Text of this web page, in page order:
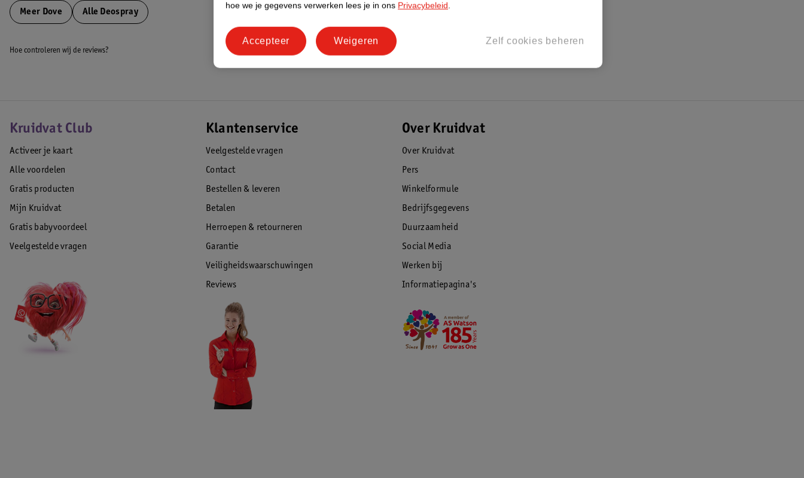
Meer Dove Alle Deospray
Hoe controleren wij de reviews?
Kruidvat Club
Activeer je kaart
Alle voordelen
Gratis producten
Mijn Kruidvat
Gratis babyvoordeel
Veelgestelde vragen
Klantenservice
Veelgestelde vragen
Contact
Bestellen & leveren
Betalen
Herroepen & retourneren
Garantie
Veiligheidswaarschuwingen
Reviews
Over Kruidvat
Over Kruidvat
Pers
Winkelformule
Bedrijfsgegevens
Duurzaamheid
Social Media
Werken bij
Informatiepagina's
hoe we je gegevens verwerken lees je in ons Privacybeleid.
Zelf cookies beheren
Weigeren
Accepteer